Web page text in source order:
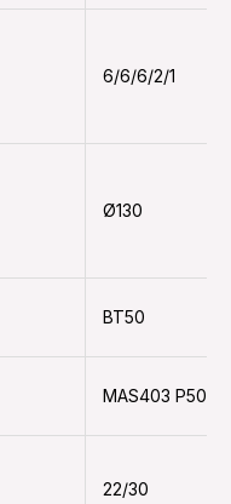
6/6/6/2/1
Ø130
BT50
MAS403 P50T-I
22/30